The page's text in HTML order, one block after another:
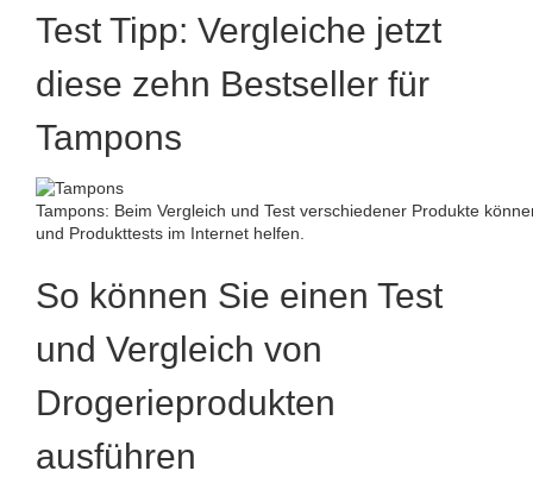
Test Tipp: Vergleiche jetzt
diese zehn Bestseller für
Tampons
Tampons: Beim Vergleich und Test verschiedener Produkte
und Produkttests im Internet helfen.
So können Sie einen Test
und Vergleich von
Drogerieprodukten
ausführen